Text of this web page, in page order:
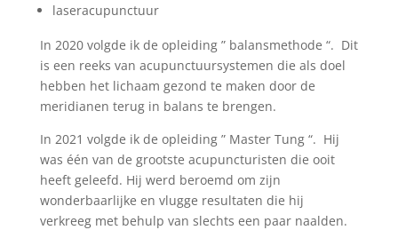
laseracupunctuur
In 2020 volgde ik de opleiding ” balansmethode “. Dit
is een reeks van acupunctuursystemen die als doel
hebben het lichaam gezond te maken door de
meridianen terug in balans te brengen.
In 2021 volgde ik de opleiding ” Master Tung “. Hij
was één van de grootste acupuncturisten die ooit
heeft geleefd. Hij werd beroemd om zijn
wonderbaarlijke en vlugge resultaten die hij
verkreeg met behulp van slechts een paar naalden.